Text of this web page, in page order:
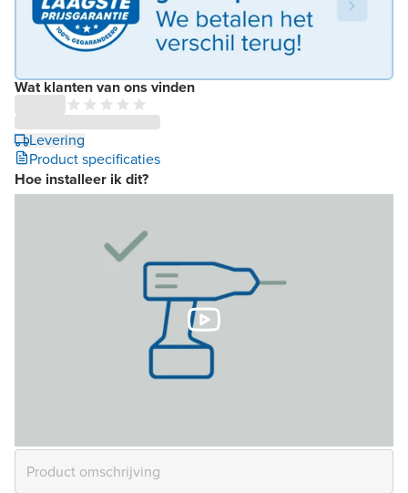
Wat klanten van ons vinden
Levering
Product specificaties
Hoe installeer ik dit?